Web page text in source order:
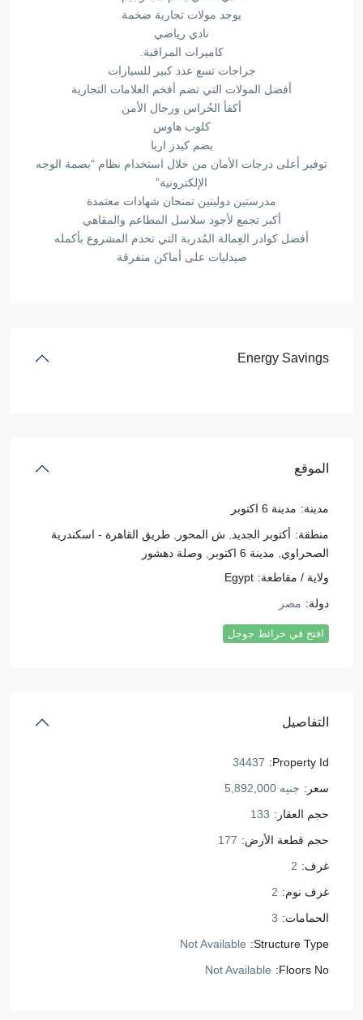
يوجد مولات تجارية ضخمة
نادي رياضي
كاميرات المراقبة.
جراجات تسع عدد كبير للسيارات
أفضل المولات التي تضم أفخم العلامات التجارية
أكفأ الحُراس ورجال الأمن
كلوب هاوس
يضم كيدز اريا
توفير أعلى درجات الأمان من خلال استخدام نظام “بصمة الوجه
الإلكترونية”
مدرستين دوليتين تمنحان شهادات معتمدة
أكبر تجمع لأجود سلاسل المطاعم والمقاهي
أفضل كوادر العِمالة المُدربة التي تخدم المشروع بأكمله
صيدليات على أماكن متفرقة
Energy Savings
الموقع
مدينة: مدينة 6 اكتوبر
منطقة: أكتوبر الجديد ش المحور
طريق القاهرة - اسكندرية
الصحراوي
مدينة 6 اكتوبر
وصلة دهشور
ولاية / مقاطعة: Egypt
دولة: مصر
افتح في خرائط جوجل
التفاصيل
Property Id:
34437
سعر: جنيه 5,892,000
حجم العقار: 133
حجم قطعة الأرض: 177
غرف: 2
غرف نوم: 2
الحمامات: 3
Structure Type:
Not Available
Floors No:
Not Available